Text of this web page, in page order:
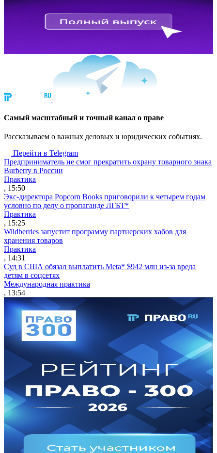
Cамый масштабный и точный канал о праве
Рассказываем о важных деловых и юридических событиях.
Перейти в Telegram
Предприниматель не смог прекратить охрану товарного знака
Burberry в России
Практика
, 15:50
Экс-директора Popcorn Books приговорили к четырем годам
условно по делу о пропаганде ЛГБТ*
Практика
, 15:25
Wildberries запустит программу партнерских хабов для
хранения товаров
Практика
, 14:31
Суд в США обязал выплатить Meta* $942 млн из-за вреда
детям в соцсетях
Международная практика
, 13:54